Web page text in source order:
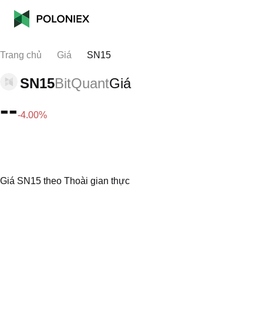
Trang chủ Giá SN15
SN15BitQuantGiá
---4.00%
Giá SN15 theo Thoài gian thực